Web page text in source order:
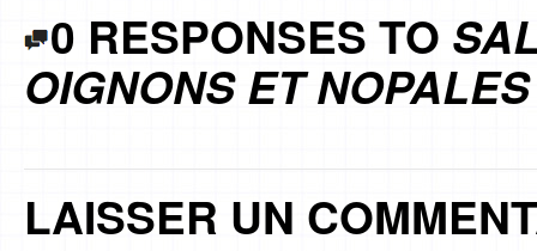
0 RESPONSES TO
OIGNONS ET NOPALES
LAISSER UN